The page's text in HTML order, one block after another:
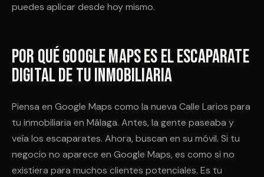
puedes aplicar desde hoy mismo.
Por Qué Google Maps es el Escaparate
Digital de Tu Inmobiliaria
Piensa en Google Maps como la nueva Calle Larios para
tu inmobiliaria en Málaga. Antes, la gente paseaba y
veía los escaparates. Ahora, buscan en su móvil. Si tu
negocio no aparece en Google Maps, es como si no
existiera para muchos clientes potenciales. Es tu